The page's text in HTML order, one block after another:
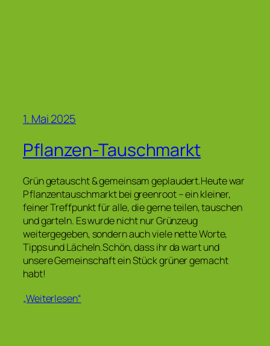
1. Mai 2025
Pflanzen-Tauschmarkt
Grün getauscht & gemeinsam geplaudert.Heute war
Pflanzentauschmarkt bei greenroot – ein kleiner,
feiner Treffpunkt für alle, die gerne teilen, tauschen
und garteln. Es wurde nicht nur Grünzeug
weitergegeben, sondern auch viele nette Worte,
Tipps und Lächeln.Schön, dass ihr da wart und
unsere Gemeinschaft ein Stück grüner gemacht
habt!
„Weiterlesen“